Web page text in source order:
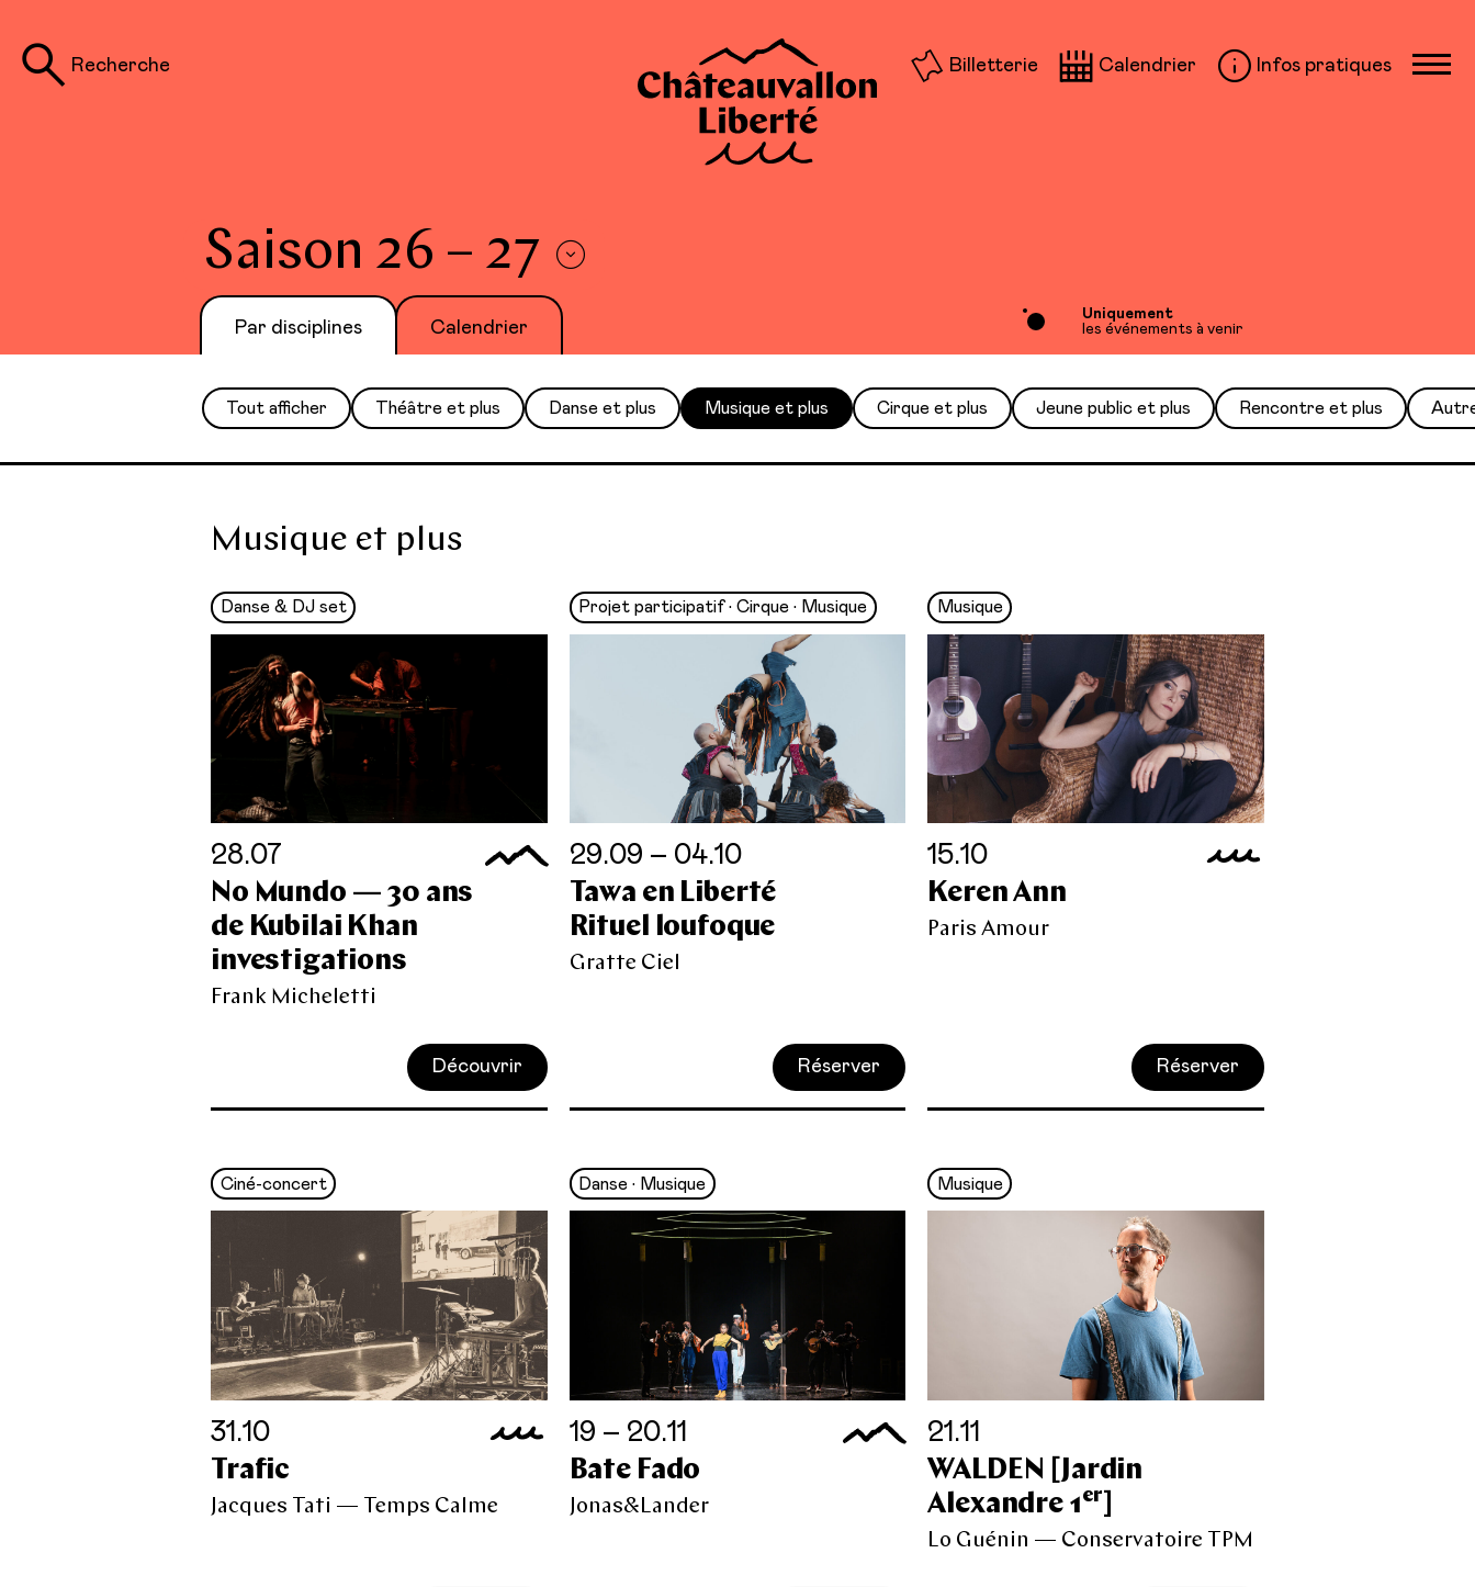
Recherche Billetterie Calendrier Infos pratiques
Saison 26 – 27
Par disciplines Calendrier
Uniquement
les événements à venir
Tout afficher Théâtre et plus Danse et plus Musique et plus Cirque et plus Jeune public et plus Rencontre et plus
Musique et plus
Danse & DJ set
28.07
No Mundo — 30 ans
de Kubilai Khan
investigations
Frank Micheletti
Découvrir
Projet participatif • Cirque • Musique
29.09 – 04.10
Tawa en Liberté
Rituel loufoque
Gratte Ciel
Réserver
Musique
15.10
Keren Ann
Paris Amour
Réserver
Ciné-concert
31.10
Trafic
Jacques Tati — Temps Calme
Danse • Musique
19 – 20.11
Bate Fado
Jonas&Lander
Musique
21.11
WALDEN [Jardin
Alexandre 1er
Lo Guénin — Conservatoire TPM